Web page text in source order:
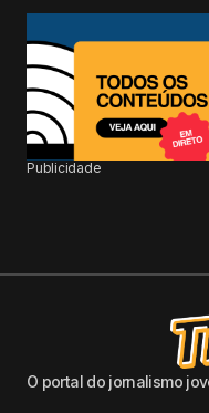
Publicidade
O portal do jornalismo